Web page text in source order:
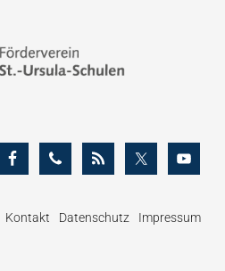
Kontakt Datenschutz Impressum